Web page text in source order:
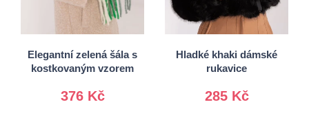
Elegantní zelená šála s
kostkovaným vzorem
376 Kč
Univerzální
Hladké khaki dámské
rukavice
285 Kč
S/M
L/XL